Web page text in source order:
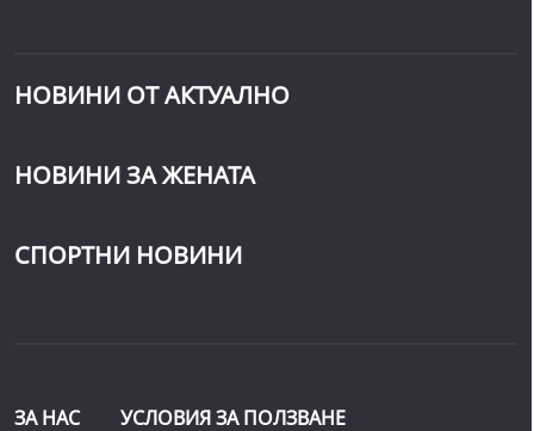
НОВИНИ ОТ АКТУАЛНО
НОВИНИ ЗА ЖЕНАТА
СПОРТНИ НОВИНИ
ЗА НАС УСЛОВИЯ ЗА ПОЛЗВАНЕ